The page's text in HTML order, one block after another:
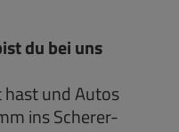
du bei uns
und Autos
ins Scherer-